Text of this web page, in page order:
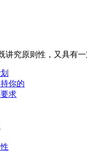
究原则性，又具有
你的
求